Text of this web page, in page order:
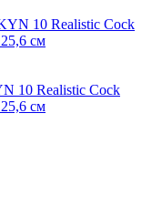
10 Realistic Cock
см